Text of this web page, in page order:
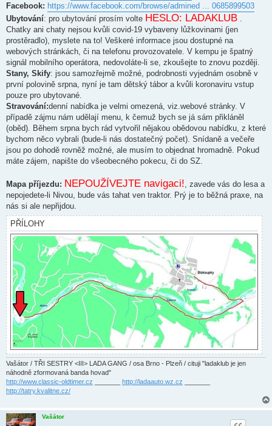
Facebook: https://www.facebook.com/browse/admined ... 0685899503
Ubytování: pro ubytování prosím volte HESLO: LADAKLUB
Chatky ani chaty nejsou kvůli covid-19 vybaveny lůžkovinami (jen
prostěradlo), myslete na to! Veškeré informace jsou dostupné na
webových stránkách, či na telefonu provozovatele. V kempu je špatný
signál mobilního operátora, nedovoláte-li se, zkoušejte to znovu později.
Stany, Skify: jsou samozřejmě možné, podrobnosti vyjednám osobně v
první polovině srpna, nyní je tam dětský tábor a kvůli koronaviru vstup
pouze pro ubytované.
Stravování:denní nabídka je velmi omezená, viz.webové stránky. V
případě zájmu nám udělají menu, k čemuž bych se já sám přikláněl
(oběd). Během srpna bych rád vytvořil nějakou obědovou nabídku, z které
bychom něco vybrali (bude-li nás dostatečný počet). Snídaně a večeře
jsou po dohodě rovněž možné, ale musím to objednat hromadně. Pokud
máte zájem, napište do všeobecného pokecu, či do SZ.
Mapa příjezdu: NEPOUŽÍVEJTE navigaci! , zavede vás do lesa a
nepojedete-li Nivou, bude vás tahat ven traktor. Prý je to běžná praxe, na
nás si ale nepřijdou.
PŘÍLOHY
Vašátor / TŘI SESTRY <III> LADA GANG / osa Brno - Plzeň / cituji "ladaklub je jen
náhodně zformovaná banda hovad"
http://www.classic-oldtimer.cz
http://ladaauto.wz.cz
http://tatry.kvalitne.cz/
Vašátor